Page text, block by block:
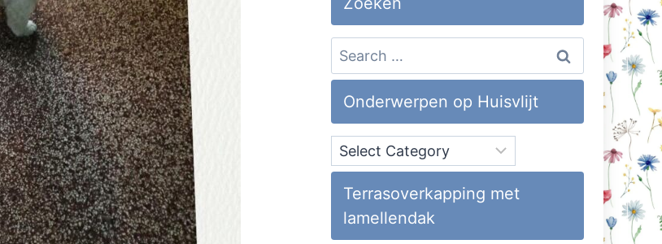
Search
for:
Onderwerpen op Huisvlijt
Onderwerpen
op
Huisvlijt
Terrasoverkapping met
lamellendak